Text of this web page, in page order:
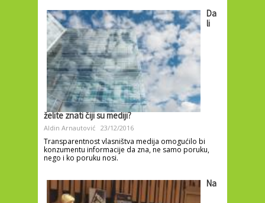
Da
li
želite znati čiji su mediji?
Aldin Arnautović 23/12/2016
Transparentnost vlasništva medija omogućilo bi
konzumentu informacije da zna, ne samo poruku,
nego i ko poruku nosi.
Na